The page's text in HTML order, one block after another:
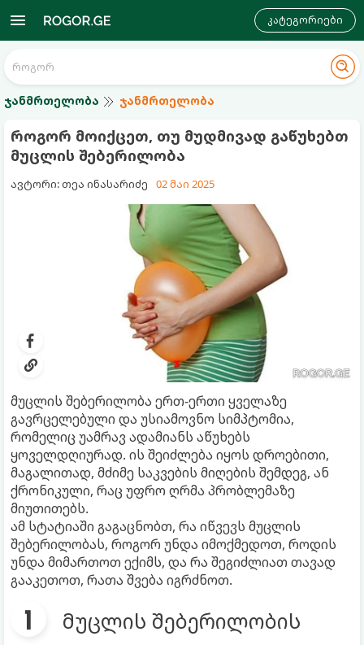
კატეგორიები
ჯანმრთელობა ჯანმრთელობა
როგორ მოიქცეთ, თუ მუდმივად გაწუხებთ
მუცლის შებერილობა
ავტორი: თეა ინასარიძე 02 მაი 2025
მუცლის შებერილობა ერთ-ერთი ყველაზე
გავრცელებული და უსიამოვნო სიმპტომია,
რომელიც უამრავ ადამიანს აწუხებს
ყოველდღიურად. ის შეიძლება იყოს დროებითი,
მაგალითად, მძიმე საკვების მიღების შემდეგ, ან
ქრონიკული, რაც უფრო ღრმა პრობლემაზე
მიუთითებს.
ამ სტატიაში გაგაცნობთ, რა იწვევს მუცლის
შებერილობას, როგორ უნდა იმოქმედოთ, როდის
უნდა მიმართოთ ექიმს, და რა შეგიძლიათ თავად
გააკეთოთ, რათა შვება იგრძნოთ.
მუცლის შებერილობის